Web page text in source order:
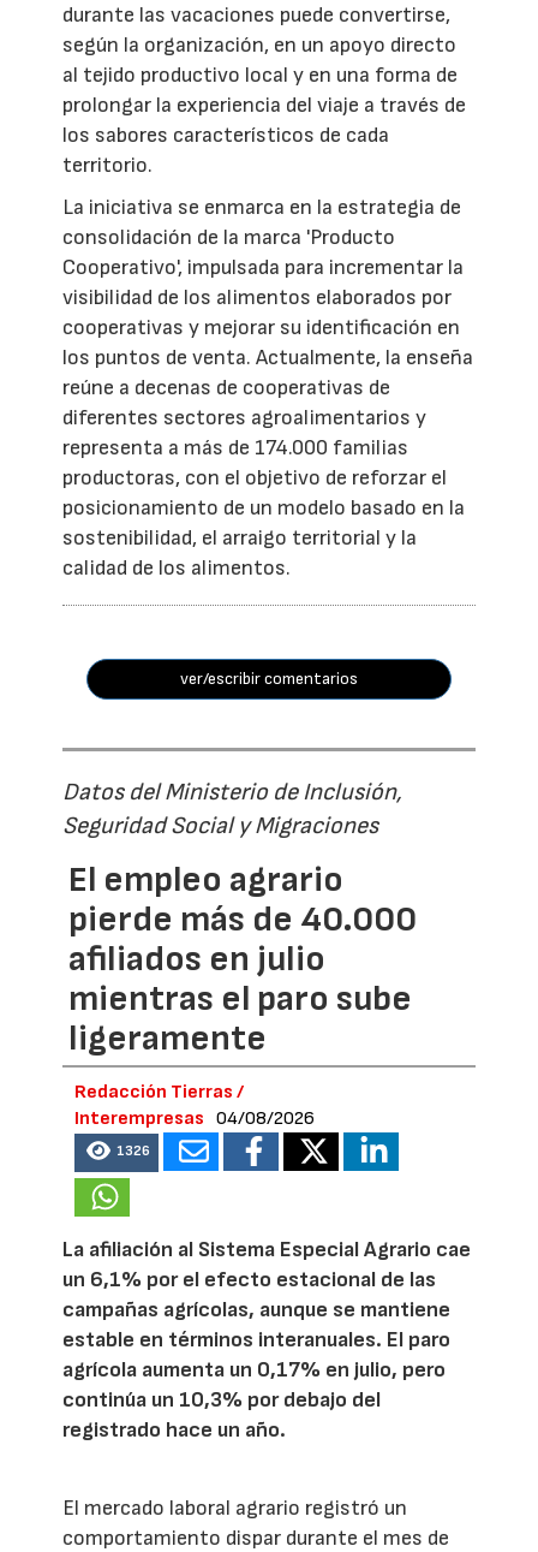
durante las vacaciones puede convertirse,
según la organización, en un apoyo directo
al tejido productivo local y en una forma de
prolongar la experiencia del viaje a través de
los sabores característicos de cada
territorio.
La iniciativa se enmarca en la estrategia de
consolidación de la marca 'Producto
Cooperativo', impulsada para incrementar la
visibilidad de los alimentos elaborados por
cooperativas y mejorar su identificación en
los puntos de venta. Actualmente, la enseña
reúne a decenas de cooperativas de
diferentes sectores agroalimentarios y
representa a más de 174.000 familias
productoras, con el objetivo de reforzar el
posicionamiento de un modelo basado en la
sostenibilidad, el arraigo territorial y la
calidad de los alimentos.
ver/escribir comentarios
Datos del Ministerio de Inclusión,
Seguridad Social y Migraciones
El empleo agrario
pierde más de 40.000
afiliados en julio
mientras el paro sube
ligeramente
Redacción Tierras /
Interempresas
04/08/2026
1326
La afiliación al Sistema Especial Agrario cae
un 6,1% por el efecto estacional de las
campañas agrícolas, aunque se mantiene
estable en términos interanuales. El paro
agrícola aumenta un 0,17% en julio, pero
continúa un 10,3% por debajo del
registrado hace un año.
El mercado laboral agrario registró un
comportamiento dispar durante el mes de